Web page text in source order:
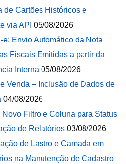
de Cartões Históricos e
via API 05/08/2026
e: Envio Automático da Nota
Fiscais Emitidas a partir da
Interna 05/08/2026
Venda – Inclusão de Dados de
04/08/2026
Novo Filtro e Coluna para Status
de Relatórios 03/08/2026
de Lastro e Camada em
na Manutenção de Cadastro